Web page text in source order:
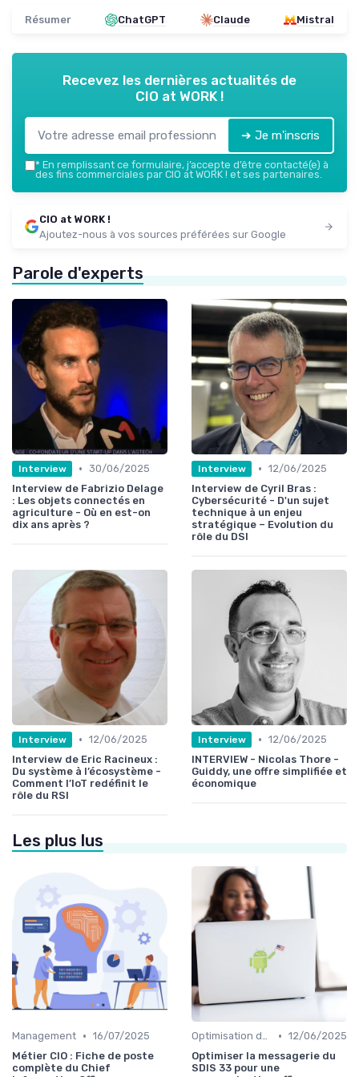
Résumer ChatGPT Claude Mistral
Recevez les dernières actualités de
CIO at WORK !
➔ Je m'inscris
* En remplissant ce formulaire, j’accepte d’être contacté(e) à
des fins commerciales par CIO at WORK ! et ses partenaires.
CIO at WORK !
Ajoutez-nous à vos sources préférées sur Google
Parole d'experts
Interview • 30/06/2025
Interview de Fabrizio Delage
: Les objets connectés en
agriculture - Où en est-on
dix ans après ?
Interview • 12/06/2025
Interview de Cyril Bras :
Cybersécurité - D'un sujet
technique à un enjeu
stratégique – Evolution du
rôle du DSI
Interview • 12/06/2025
Interview de Eric Racineux :
Du système à l’écosystème -
Comment l’IoT redéfinit le
rôle du RSI
Interview • 12/06/2025
INTERVIEW - Nicolas Thore -
Guiddy, une offre simplifiée et
économique
Les plus lus
Management • 16/07/2025
Métier CIO : Fiche de poste
complète du Chief
Optimisation des infrastructures IT • 12/06/2025
Optimiser la messagerie du
SDIS 33 pour une